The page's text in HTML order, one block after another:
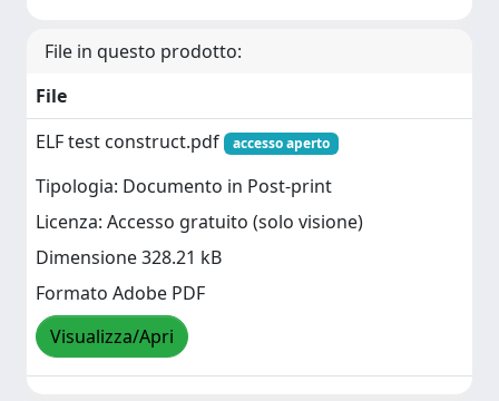
File in questo prodotto:
File
ELF test construct.pdf
accesso aperto
Tipologia: Documento in Post-print
Licenza: Accesso gratuito (solo visione)
Dimensione 328.21 kB
Formato Adobe PDF
Visualizza/Apri